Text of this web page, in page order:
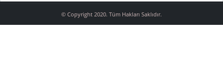
© Copyright 2020. Tüm Hakları Saklıdır.